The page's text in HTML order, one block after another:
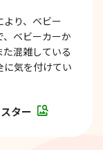
り、ベビー
ベビーカーか
混雑している
気を付けてい
ター